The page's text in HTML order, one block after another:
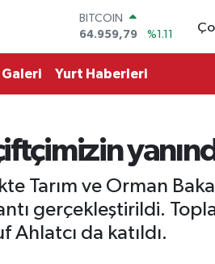
64.959,79
DOLAR
47,7436
%0.18
EURO
GRAM ALTIN
6660.55
%0.03
13.779
%-14
Yurt Haberleri
Tarım ve Orman
gerçekleştirildi.
Ahlatcı da katıldı.